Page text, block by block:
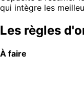
qui intègre les
Les règles
À faire